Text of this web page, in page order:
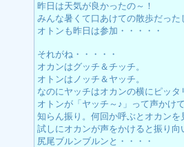
昨日は天気が良かったの～！
みんな暑くて口あけての散歩だった
オトンも昨日は参加・・・・・
それがね・・・・・
オカンはグッチ＆チッチ。
オトンはノッチ＆ヤッチ。
なのにヤッチはオカンの横にピッタ
オトンが「ヤッチ～♪」って声かけ
知らん振り。何回か呼ぶとオカンを
試しにオカンが声をかけると振り向
尻尾ブルンブルンと・・・・